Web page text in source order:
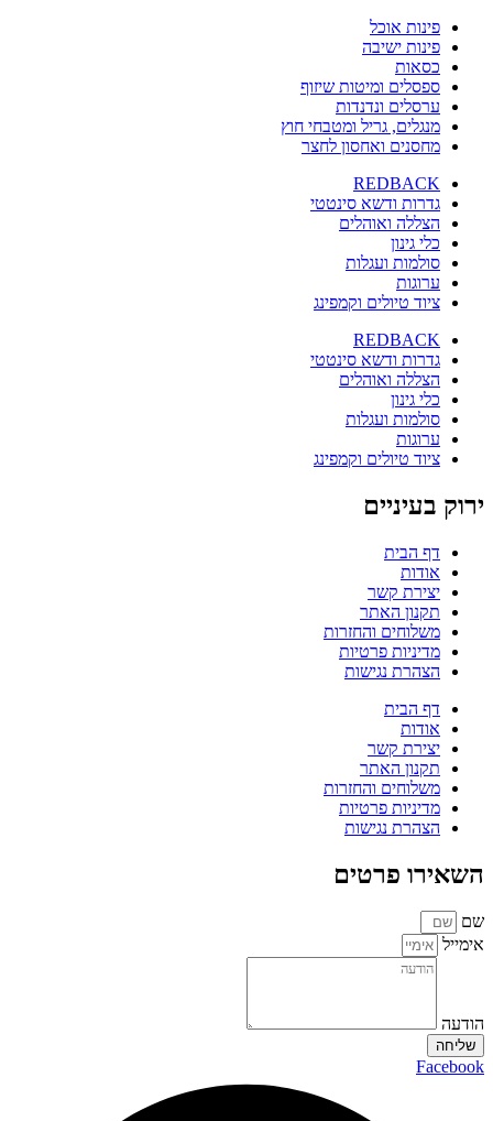
פינות אוכל
פינות ישיבה
כסאות
ספסלים ומיטות שיזוף
ערסלים ונדנדות
מנגלים, גריל ומטבחי חוץ
מחסנים ואחסון לחצר
REDBACK
גדרות ודשא סינטטי
הצללה ואוהלים
כלי גינון
סולמות ועגלות
ערוגות
ציוד טיולים וקמפינג
REDBACK
גדרות ודשא סינטטי
הצללה ואוהלים
כלי גינון
סולמות ועגלות
ערוגות
ציוד טיולים וקמפינג
ירוק בעיניים
דף הבית
אודות
יצירת קשר
תקנון האתר
משלוחים והחזרות
מדיניות פרטיות
הצהרת נגישות
דף הבית
אודות
יצירת קשר
תקנון האתר
משלוחים והחזרות
מדיניות פרטיות
הצהרת נגישות
השאירו פרטים
שם
אימייל
הודעה
שליחה
Facebook